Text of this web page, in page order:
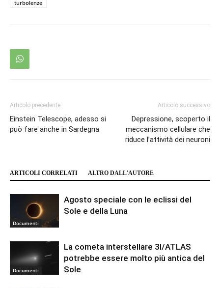
turbolenze
Articolo precedente
Einstein Telescope, adesso si
può fare anche in Sardegna
Articolo successivo
Depressione, scoperto il
meccanismo cellulare che
riduce l’attività dei neuroni
ARTICOLI CORRELATI ALTRO DALL'AUTORE
Documenti
Agosto speciale con le eclissi del
Sole e della Luna
Documenti
La cometa interstellare 3I/ATLAS
potrebbe essere molto più antica del
Sole